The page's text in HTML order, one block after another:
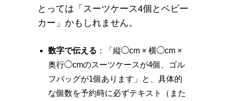
とっては「スーツケース4個とベビー
カー」かもしれません。
数字で伝える ：「縦◯cm × 横◯cm ×
奥行◯cmのスーツケースが4個、ゴル
フバッグが1個あります」と、具体的
な個数を予約時に必ずテキスト（また